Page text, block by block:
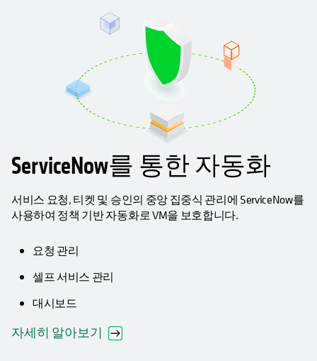
ServiceNow를 통한 자동화
서비스 요청, 티켓 및 승인의 중앙 집중식 관리에 ServiceNow를
사용하여 정책 기반 자동화로 VM을 보호합니다.
요청 관리
셀프 서비스 관리
대시보드
자세히 알아보기